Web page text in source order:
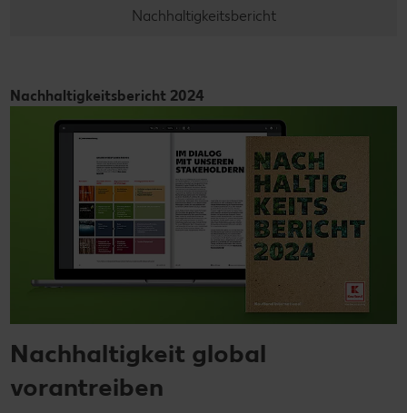
Nachhaltigkeitsbericht
Nachhaltigkeitsbericht 2024
Nachhaltigkeit global
vorantreiben